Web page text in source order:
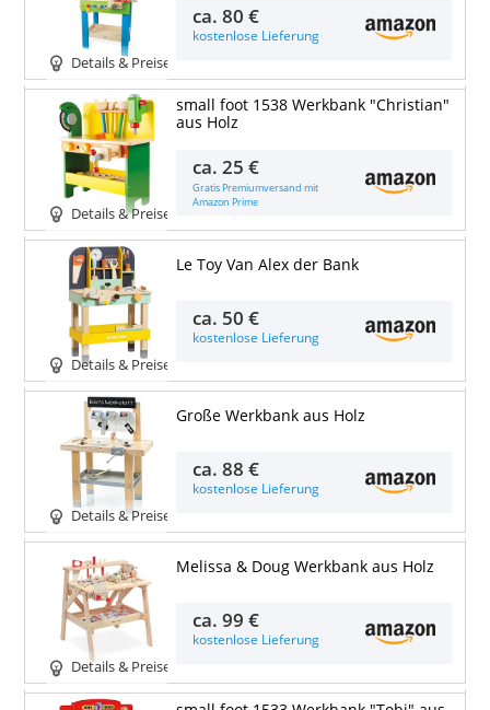
Details & Preise
ca.80 €
kostenlose Lieferung
Details & Preise
small foot 1538 Werkbank "Christian"
aus Holz
ca.25 €
Gratis Premiumversand mit
Amazon Prime
Details & Preise
Le Toy Van Alex der Bank
ca. 50 €
kostenlose Lieferung
Details & Preise
Große Werkbank aus Holz
ca.88 €
kostenlose Lieferung
Details & Preise
Melissa & Doug Werkbank aus Holz
ca.99 €
kostenlose Lieferung